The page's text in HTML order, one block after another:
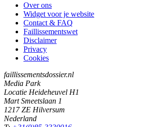
Over ons
Widget voor je website
Contact & FAQ
Faillissementswet
Disclaimer
Privacy
Cookies
faillissementsdossier.nl
Media Park
Locatie Heideheuvel H1
Mart Smeetslaan 1
1217 ZE Hilversum
Nederland